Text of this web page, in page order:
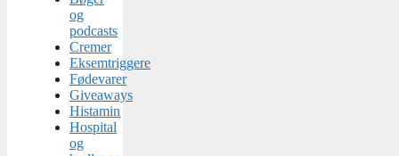
og
podcasts
Cremer
Eksemtriggere
Fødevarer
Giveaways
Histamin
Hospital
og